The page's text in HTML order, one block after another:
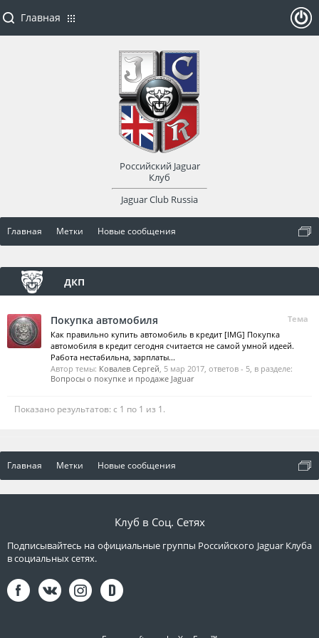
Главная Метки Новые сообщения
дкп
Тема
Покупка автомобиля
Как правильно купить автомобиль в кредит [IMG] Покупка
автомобиля в кредит сегодня считается не самой умной идеей.
Работа нестабильна, зарплаты...
Автор темы: Ковалев Сергей, 5 мар 2017, ответов - 5, в разделе:
Вопросы о покупке и продаже Jaguar
Показано результатов: с 1 по 1 из 1.
Главная Метки Новые сообщения
Главная
Российский Jaguar
Клуб
Jaguar Club Russia
оват
Клуб в Соц. Сетях
Подписывайтесь на официальные группы Российского Jaguar Клуба
в социальных сетях.